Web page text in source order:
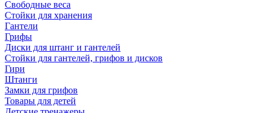
Свободные веса
Стойки для хранения
Гантели
Грифы
Диски для штанг и гантелей
Стойки для гантелей, грифов и дисков
Гири
Штанги
Замки для грифов
Товары для детей